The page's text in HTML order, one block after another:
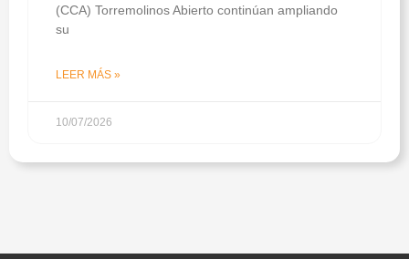
(CCA) Torremolinos Abierto continúan ampliando
su
LEER MÁS »
10/07/2026